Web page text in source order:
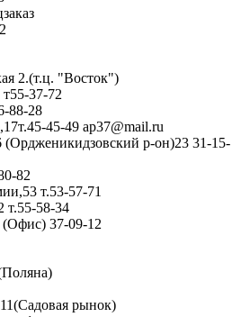
2.(т.ц. "Восток")
т55-37-72
88-28
45-49 ap37@mail.ru
(Ордженикидзовский р-он)23 31-15-
82
т.53-57-71
т.55-58-34
(Офис) 37-09-12
рынок)